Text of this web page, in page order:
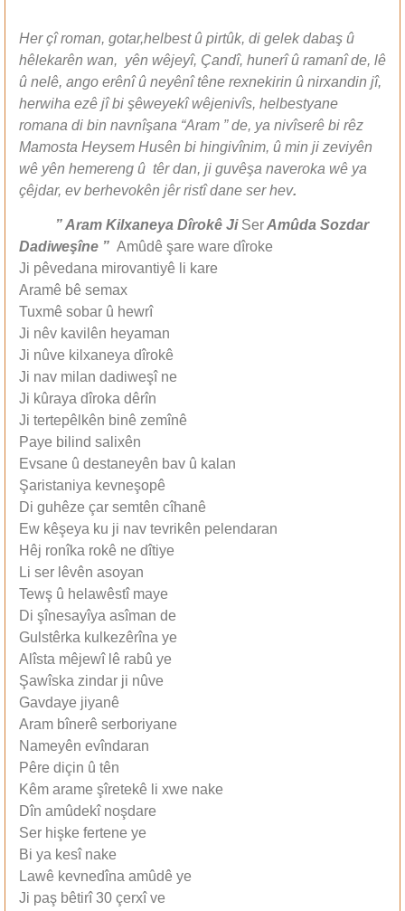
Her çî roman, gotar,helbest û pirtûk, di gelek dabaş û
hêlekarên wan, yên wêjeyî, Çandî, hunerî û ramanî de, lê
û nelê, ango erênî û neyênî têne rexnekirin û nirxandin jî,
herwiha ezê jî bi şêweyekî wêjenivîs, helbestyane
romana di bin navnîşana “Aram ” de, ya nivîserê bi rêz
Mamosta Heysem Husên bi hingivînim, û min ji zeviyên
wê yên hemereng û têr dan, ji guvêşa naveroka wê ya
çêjdar, ev berhevokên jêr ristî dane ser hev.
” Aram Kilxaneya Dîrokê Ji SerAmûda Sozdar
Dadiweşîne ” Amûdê şare ware dîroke
Ji pêvedana mirovantiyê li kare
Aramê bê semax
Tuxmê sobar û hewrî
Ji nêv kavilên heyaman
Ji nûve kilxaneya dîrokê
Ji nav milan dadiweşî ne
Ji kûraya dîroka dêrîn
Ji tertepêlkên binê zemînê
Paye bilind salixên
Evsane û destaneyên bav û kalan
Şaristaniya kevneşopê
Di guhêze çar semtên cîhanê
Ew kêşeya ku ji nav tevrikên pelendaran
Hêj ronîka rokê ne dîtiye
Li ser lêvên asoyan
Tewş û helawêstî maye
Di şînesayîya asîman de
Gulstêrka kulkezêrîna ye
Alîsta mêjewî lê rabû ye
Şawîska zindar ji nûve
Gavdaye jiyanê
Aram bînerê serboriyane
Nameyên evîndaran
Pêre diçin û tên
Kêm arame şîretekê li xwe nake
Dîn amûdekî noşdare
Ser hişke fertene ye
Bi ya kesî nake
Lawê kevnedîna amûdê ye
Ji paş bêtirî 30 çerxî ve